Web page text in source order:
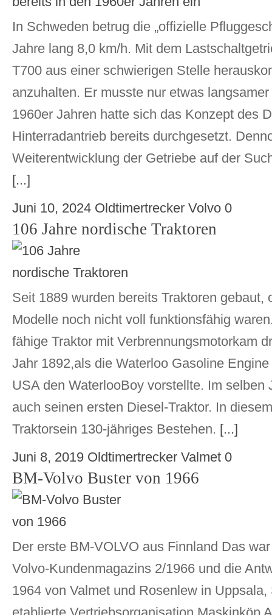
In Schweden betrug die „offizielle
Jahre lang 8,0 km/h. Mit dem
T700 aus einer schwierigen Stelle
anzuhalten. Er musste nur etwas
1960er Jahren hatte sich das Konzept des
Hinterradantrieb bereits durchgesetzt.
Weiterentwicklung der Getriebe auf der
[...]
Juni 10, 2024 Oldtimertrecker Volvo 0
106 Jahre nordische Traktoren
Seit 1889 wurden bereits Traktoren gebaut,
Modelle noch nicht voll funktionsfähig
fähige Traktor mit Verbrennungsmotorkam
Jahr 1892,als die Waterloo Gasoline
USA den WaterlooBoy vorstellte. Im selben
auch seinen ersten Diesel-Traktor. In
Traktorsein 130-jähriges Bestehen. [...]
Juni 8, 2019 Oldtimertrecker Valmet 0
BM-Volvo Buster von 1966
Der erste BM-VOLVO aus Finnland Das
Volvo-Kundenmagazins 2/1966 und die
1964 von Valmet und Rosenlew in Uppsala,